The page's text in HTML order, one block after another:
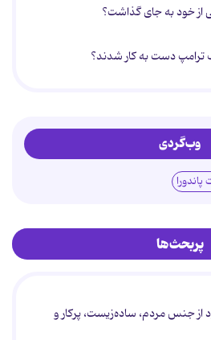
ترامپ دست به کار شدند؟
وب‌گردی
پاندورا
پربحث‌ها
از جنس مردم، ساده‌زیست، پرکار و